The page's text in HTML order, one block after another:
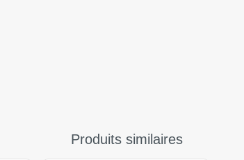
Produits similaires